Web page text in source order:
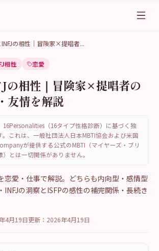
INFJの相性｜冒険家×提唱者...
相性 恋愛
相性｜冒険家×提唱者の
友情を解説
16Personalities（16タイプ性格診断）に基づく独
。これは、一般社団法人日本MBTI協会および米国
が提供する公式のMBTI（マイヤーズ・ブリ
とは一切関係がありません。
恋愛・仕事で解説。どちらも内向型・感情型
INFJの洞察とISFPの感性の補完関係・長続き
4月19日更新： 2026年4月19日